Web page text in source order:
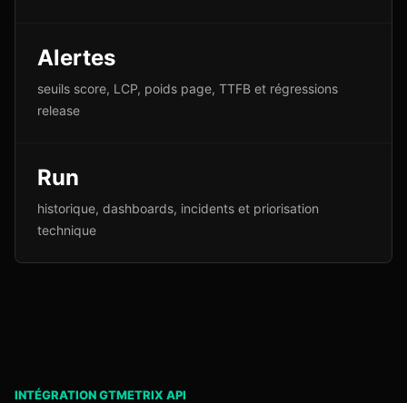
Alertes
seuils score, LCP, poids page, TTFB et régressions
release
Run
historique, dashboards, incidents et priorisation
technique
INTÉGRATION GTMETRIX API